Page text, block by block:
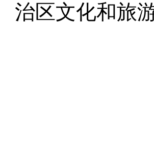
治区文化和旅